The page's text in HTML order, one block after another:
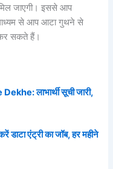
जाएगी। इससे आप
से आप आटा गुथने से
कर सकते हैं।
लाभार्थी सूची जारी,
एंट्री का जॉब, हर महीने